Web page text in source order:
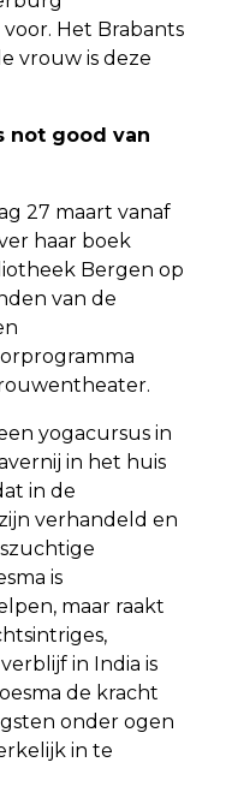
Het Brabants
vrouw is deze
not good van
27 maart vanaf
haar boek
Bergen op
van de
yogacursus in
in het huis
in de
verhandeld en
is
maar raakt
in India is
de kracht
onder ogen
in te